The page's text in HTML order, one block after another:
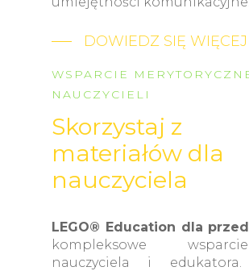
DOWIEDZ SIĘ WIĘCEJ
WSPARCIE
NAUCZYCIELI
Skorzystaj z
materiałów dla
nauczyciela
LEGO® Education dla
kompleksowe
nauczyciela i